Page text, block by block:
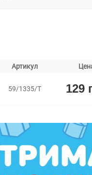
Артикул
59/1335/Т 129